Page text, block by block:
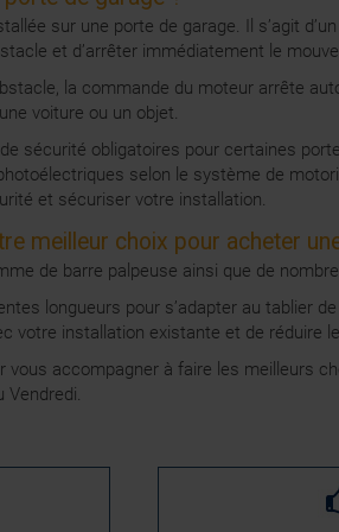
sur une porte de garage. Il s’agit
et d’arrêter immédiatement le
la commande du moteur arrête
voiture ou un objet.
sécurité obligatoires pour certaines
selon le système de
et sécuriser votre installation.
meilleur choix pour acheter
de barre palpeuse ainsi que de
longueurs pour s’adapter au tablier
votre installation existante et de réduire
accompagner à faire les meilleurs